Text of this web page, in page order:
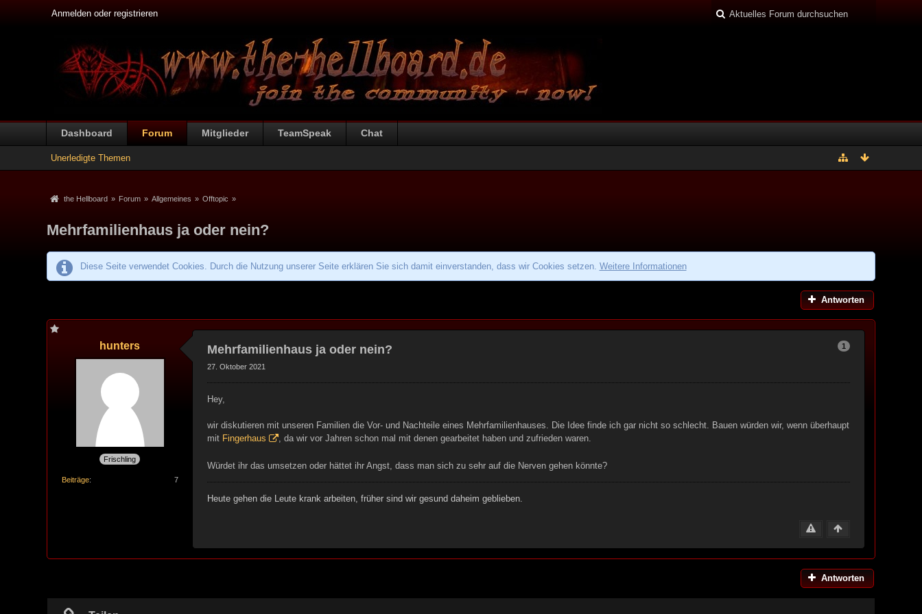
Anmelden oder registrieren
Dashboard Forum Mitglieder TeamSpeak Chat
Unerledigte Themen
the Hellboard » Forum » Allgemeines » Offtopic »
Mehrfamilienhaus ja oder nein?
Diese Seite verwendet Cookies. Durch die Nutzung unserer Seite erklären Sie sich damit einverstanden, dass wir Cookies setzen. Weitere Informationen
Antworten
hunters
Frischling
Beiträge 7
1
Mehrfamilienhaus ja oder nein?
27. Oktober 2021
Hey,
wir diskutieren mit unseren Familien die Vor- und Nachteile eines Mehrfamilienhauses. Die Idee finde ich gar nicht so schlecht. Bauen würden wir, wenn überhaupt
mit Fingerhaus , da wir vor Jahren schon mal mit denen gearbeitet haben und zufrieden waren.
Würdet ihr das umsetzen oder hättet ihr Angst, dass man sich zu sehr auf die Nerven gehen könnte?
Heute gehen die Leute krank arbeiten, früher sind wir gesund daheim geblieben.
Antworten